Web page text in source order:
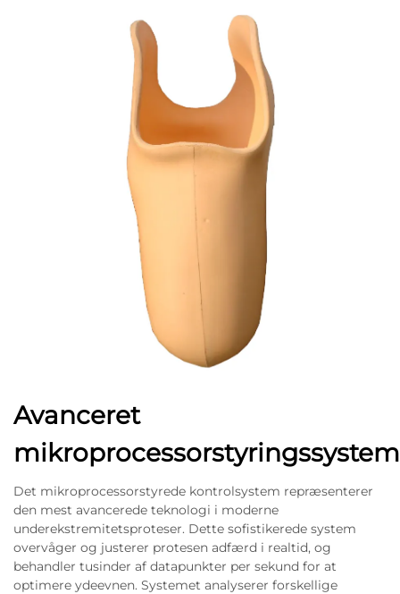
Avanceret
mikroprocessorstyringssystem
Det mikroprocessorstyrede kontrolsystem repræsenterer
den mest avancerede teknologi i moderne
underekstremitetsproteser. Dette sofistikerede system
overvåger og justerer protesen adfærd i realtid, og
behandler tusinder af datapunkter per sekund for at
optimere ydeevnen. Systemet analyserer forskellige